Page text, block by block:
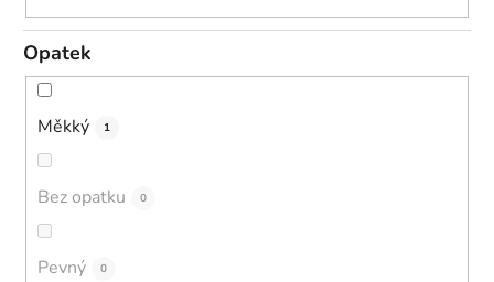
Opatek
Měkký 1
Bez opatku 0
Pevný 0